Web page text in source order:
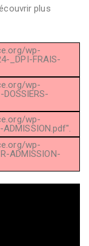
plus
wp-
_DPI-FRAIS-
wp-
wp-
wp-
ADMISSION-